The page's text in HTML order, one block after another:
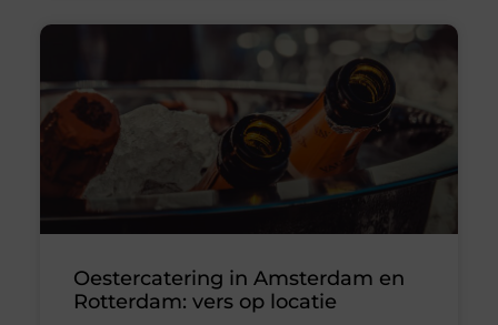
Oestercatering in Amsterdam en
Rotterdam: vers op locatie